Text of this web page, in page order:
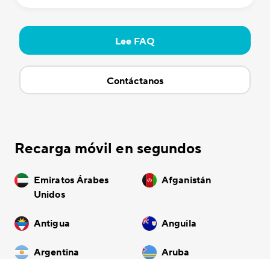
Lee FAQ
Contáctanos
Recarga móvil en segundos
Emiratos Árabes
Unidos
Afganistán
Antigua Anguila
Argentina Aruba